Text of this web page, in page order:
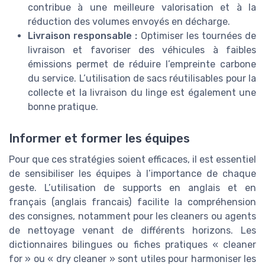
contribue à une meilleure valorisation et à la
réduction des volumes envoyés en décharge.
Livraison responsable : Optimiser les tournées de
livraison et favoriser des véhicules à faibles
émissions permet de réduire l’empreinte carbone
du service. L’utilisation de sacs réutilisables pour la
collecte et la livraison du linge est également une
bonne pratique.
Informer et former les équipes
Pour que ces stratégies soient efficaces, il est essentiel
de sensibiliser les équipes à l’importance de chaque
geste. L’utilisation de supports en anglais et en
français (anglais francais) facilite la compréhension
des consignes, notamment pour les cleaners ou agents
de nettoyage venant de différents horizons. Les
dictionnaires bilingues ou fiches pratiques « cleaner
for » ou « dry cleaner » sont utiles pour harmoniser les